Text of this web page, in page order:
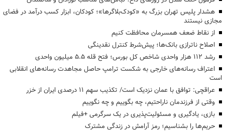
هشدار پلیس تهران بزرگ به «کودک‌بلاگرها»؛ کودکان، ابزار کسب درآمد در فضای
مجازی نیستند
از نقاط ضعف همسرمان محافظت کنیم
اصلاح ناترازی بانک‌ها؛ پیش‌شرط کنترل نقدینگی
رشد ۱۱۲ هزار واحدی شاخص کل بورس؛ فتح قله ۵.۵ میلیون واحدی
اعتراف رسانه‌های خارجی به شکست ترامپ حاصل مجاهدت رسانه‌های انقلابی
است
عراقچی: توافق با عمان نزدیک است/ تکذیب سهم ۱۱ درصدی ایران از خزر
وقتی از فرزندمان ناراحتیم، چه بگوییم و چه نگوییم
بازی، یادگیری و مسئولیت‌پذیری در یک سرگرمی +فیلم
حریم‌ها را بشناسیم؛ رمز آرامش در زندگی مشترک